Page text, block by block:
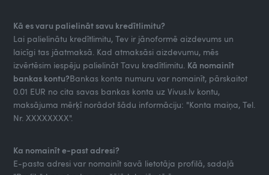
Kā es varu palielināt savu kredītlimitu?
Lai palielinātu kredītlimitu, Tev ir jānoformē aizdevums un
laicīgi tas jāatmaksā. Kad atmaksāsi aizdevumu, mēs
izvērtēsim iespēju palielināt Tavu kredītlimitu. Kā nomainīt
bankas kontu?Bankas konta numuru var nomainīt, pārskaitot
0.01 EUR no cita savas bankas konta uz Vivus.lv kontu,
maksājuma mērķī norādot šādu informāciju: "Konta maiņa, Tel.
Nr. XXXXXXXX".
Ka nomainīt e-past adresi?
E-pasta adresi var nomainīt savā lietotāja profilā, sadaļā